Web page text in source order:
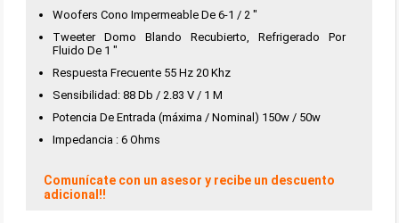
Woofers Cono Impermeable De 6-1 / 2 "
Tweeter Domo Blando Recubierto, Refrigerado Por
Fluido De 1 "
Respuesta Frecuente 55 Hz 20 Khz
Sensibilidad: 88 Db / 2.83 V / 1 M
Potencia De Entrada (máxima / Nominal) 150w / 50w
Impedancia : 6 Ohms
Comunícate con un asesor y recibe un descuento
adicional!!